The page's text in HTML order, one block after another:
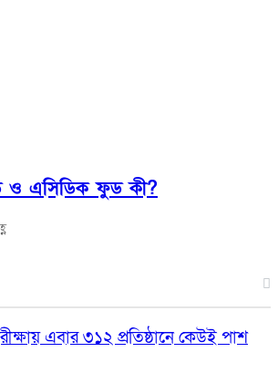
ও এসিডিক ফুড কী?
এবার ৩১২ প্রতিষ্ঠানে কেউই পাশ